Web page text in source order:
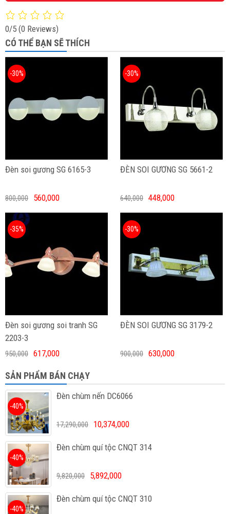
0/5 (0 Reviews)
CÓ THỂ BẠN SẼ THÍCH
Đèn soi gương SG 6165-3
-30%
800,000 560,000
ĐÈN SOI GƯƠNG SG 5661-2
-30%
640,000 448,000
Đèn soi gương soi tranh SG
2203-3
-35%
950,000 617,000
ĐÈN SOI GƯƠNG SG 3179-2
-30%
900,000 630,000
SẢN PHẨM BÁN CHẠY
Đèn chùm nến DC6066
-40%
17,290,000 10,374,000
Đèn chùm quí tộc CNQT 314
-40%
9,820,000 5,892,000
Đèn chùm quí tộc CNQT 310
-40%